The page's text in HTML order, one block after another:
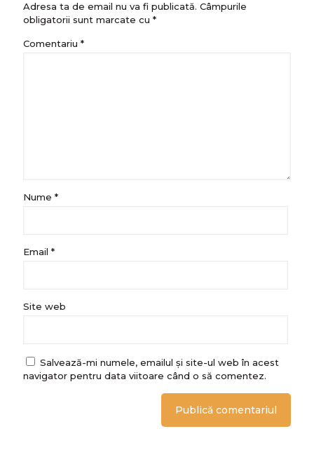
Adresa ta de email nu va fi publicată. Câmpurile
obligatorii sunt marcate cu *
Comentariu *
Nume *
Email *
Site web
Salvează-mi numele, emailul și site-ul web în acest
navigator pentru data viitoare când o să comentez.